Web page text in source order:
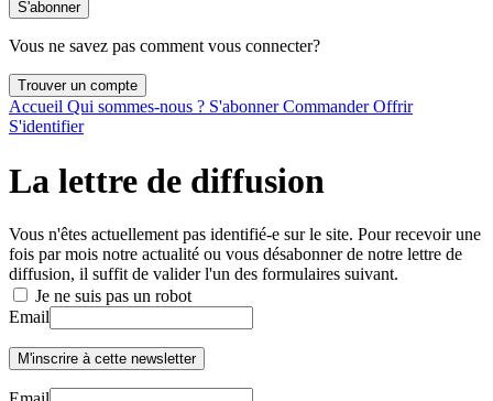
Vous ne savez pas comment vous connecter?
Accueil Qui sommes-nous ? S'abonnerCommanderOffrir
S'identifier
La lettre de diffusion
Vous n'êtes actuellement pas identifié-e sur le site. Pour recevoir une
fois par mois notre actualité ou vous désabonner de notre lettre de
diffusion, il suffit de valider l'un des formulaires suivant.
Je ne suis pas un robot
Email